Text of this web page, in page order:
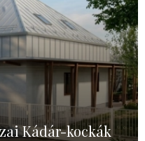
Kádár-kockák